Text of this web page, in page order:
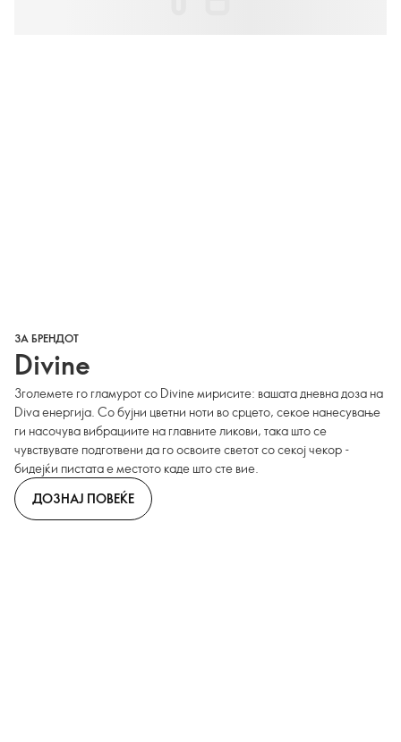
ЗА БРЕНДОТ
Divine
Зголемете го гламурот со Divine мирисите: вашата дневна доза на
Diva енергија. Со бујни цветни ноти во срцето, секое нанесување
ги насочува вибрациите на главните ликови, така што се
чувствувате подготвени да го освоите светот со секој чекор -
бидејќи пистата е местото каде што сте вие.
ДОЗНАЈ ПОВЕЌЕ